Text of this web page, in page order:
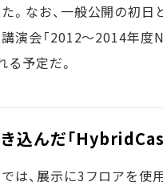
。なお、一般公開の初
演会「2012～2014年度
る予定だ。
込んだ「
は、展示に3フロアを使